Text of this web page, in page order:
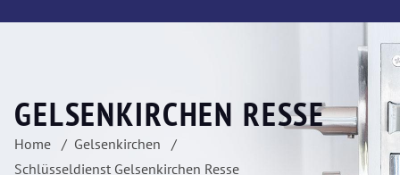
GELSENKIRCHEN RESSE
Home
Gelsenkirchen
Schlüsseldienst Gelsenkirchen Resse